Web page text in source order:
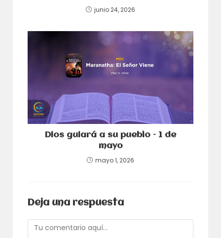
junio 24, 2026
Dios guiará a su pueblo – 1 de
mayo
mayo 1, 2026
Deja una respuesta
Comentario